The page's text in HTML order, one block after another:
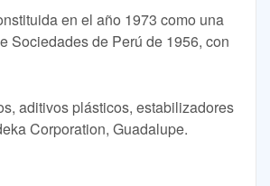
en el año 1973 como una
Sociedades de Perú de 1956, con
aditivos plásticos, estabilizadores
Corporation, Guadalupe.